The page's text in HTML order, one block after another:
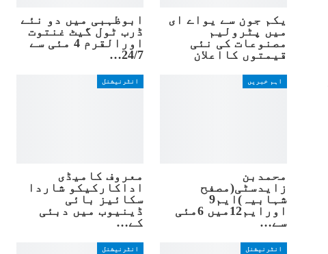
یکم جون سے یواے ای
میں پٹرولیم
مصنوعات کی نئی
قیمتوں کااعلان
ابوظہبی میں دو نئے
ڈرب ٹول گیٹ غنتوت
اورالقرم 4 مئی سے
24/7…
اہم خبریں
محمدبن
زایدسٹی(مصفح
شہابیہ)ایم9
اورایم12میں 6مئی
سے…
انٹرنیشنل
معروف کامیڈی
اداکارکیکو شاردا
سکائیز بائی
ڈینیوب میں دبئی
کے…
انٹرنیشنل انٹرنیشنل